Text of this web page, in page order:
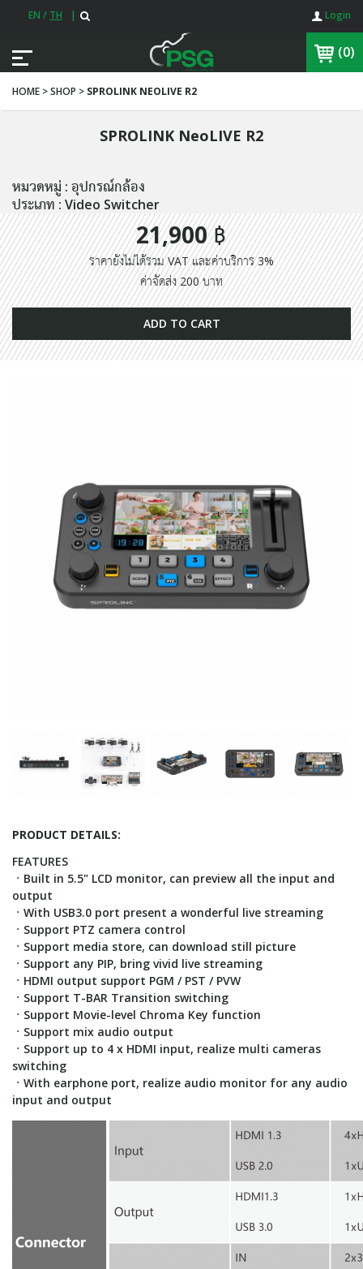
EN / TH | Login
(0)
HOME > SHOP > SPROLINK NEOLIVE R2
SPROLINK NeoLIVE R2
หมวดหมู่ : อุปกรณ์กล้อง
ประเภท : Video Switcher
21,900 ฿
ราคายังไม่ได้รวม VAT และค่าบริการ 3%
ค่าจัดส่ง 200 บาท
ADD TO CART
PRODUCT DETAILS:
FEATURES
ㆍBuilt in 5.5" LCD monitor, can preview all the input and
output
ㆍWith USB3.0 port present a wonderful live streaming
ㆍSupport PTZ camera control
ㆍSupport media store, can download still picture
ㆍSupport any PIP, bring vivid live streaming
ㆍHDMI output support PGM / PST / PVW
ㆍSupport T-BAR Transition switching
ㆍSupport Movie-level Chroma Key function
ㆍSupport mix audio output
ㆍSupport up to 4 x HDMI input, realize multi cameras
switching
ㆍWith earphone port, realize audio monitor for any audio
input and output